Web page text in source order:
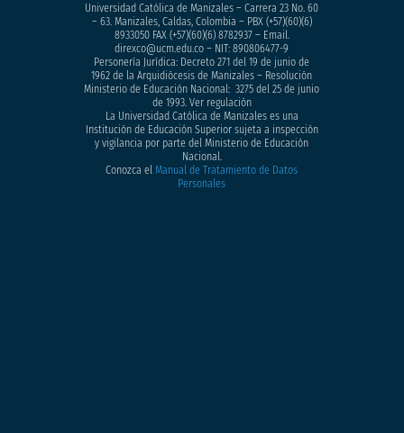
Universidad Católica de Manizales – Carrera 23 No. 60
– 63. Manizales, Caldas, Colombia – PBX (+57)(60)(6)
8933050FAX (+57)(60)(6) 8782937 – Email.
direxco@ucm.edu.co – NIT: 890806477-9
Personería Jurídica: Decreto 271 del 19 de junio de
1962 de la Arquidiócesis de Manizales – Resolución
Ministerio de Educación Nacional: 3275 del 25 de junio
de 1993. Ver regulación
La Universidad Católica de Manizales es una
Institución de Educación Superior sujeta a inspección
y vigilancia por parte del Ministerio de Educación
Nacional.
Conozca elManual de Tratamiento de Datos
Personales